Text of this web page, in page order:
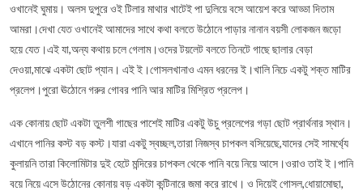
ওখানেই ঘুমায়। অলস দুপুরে ওই টিলার মাথার খাটেই পা দুলিয়ে বসে আয়েশ করে আড্ডা দিতাম
আমরা।দেখা যেত ওখানেই আমাদের সাথে কথা বলতে উঠোনে পাড়ার নানান বয়সী লোকজন জড়ো
হয়ে যেত।এই যা,অন্য কথায় চলে গেলাম।ওদের টয়লেট বলতে তিনটে গাছে ছালার বেড়া
দেওয়া,মাঝে একটা ছোট প্যান। এই ই।গোসলখানাও এমন ধরনের ই।খালি নিচে একটু শক্ত মাটির
প্রলেপ।পুরো ঊঠোনে গরুর গোবর পানি আর মাটির মিশ্রিত প্রলেপ।
এক কোনায় ছোট একটা তুলশী গাছের পাশেই মাটির একটু উচু প্রলেপের গড়া ছোট প্রার্থনার স্থান।
এখানে পানির কস্ট বড় কস্ট।যারা একটু স্বচ্ছল,তারা নিজস্ব চাপকল বসিয়েছে,যাদের সেই সামর্থ্যে
কুলায়নি তারা কিলোমিটার দুই হেটে মন্দিরের চাপকল থেকে পানি বয়ে নিয়ে আসে।ওরাও তাই ই।পানি
বয়ে নিয়ে এসে উঠোনের কোনায় বড় একটা কন্টিনারে জমা করে রাখে। ও দিয়েই গোসল,ধোয়ামোছা,